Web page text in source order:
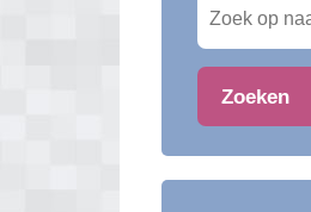
Zoeken